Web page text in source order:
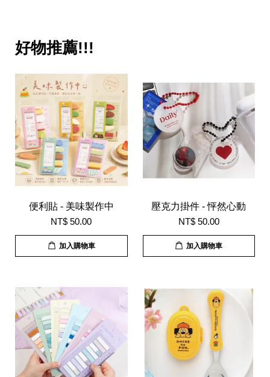
好物推薦!!!
便利貼 - 美味製作中
NT$ 50.00
加入購物車
壓克力掛件 - 怦然心動
NT$ 50.00
加入購物車